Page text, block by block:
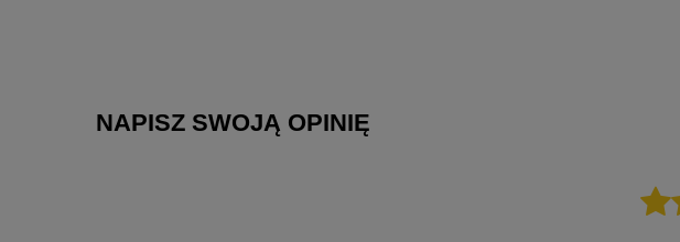
NAPISZ SWOJĄ OPINIĘ